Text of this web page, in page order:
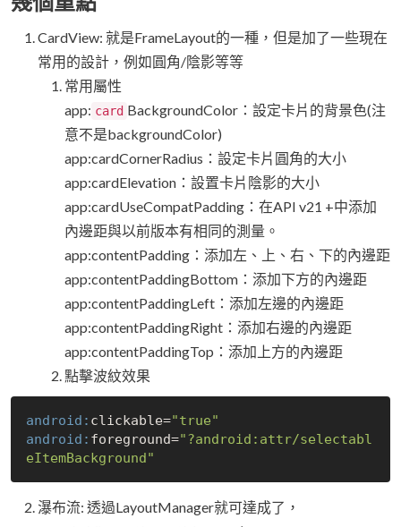
CardView: 就是FrameLayout的一種，但是加了一些現在
常用的設計，例如圓角/陰影等等
常用屬性
app: card BackgroundColor：設定卡片的背景色(注
意不是backgroundColor)
app:cardCornerRadius：設定卡片圓角的大小
app:cardElevation：設置卡片陰影的大小
app:cardUseCompatPadding：在API v21 +中添加
內邊距與以前版本有相同的測量。
app:contentPadding：添加左、上、右、下的內邊距
app:contentPaddingBottom：添加下方的內邊距
app:contentPaddingLeft：添加左邊的內邊距
app:contentPaddingRight：添加右邊的內邊距
app:contentPaddingTop：添加上方的內邊距
點擊波紋效果
android: clickable="true"
android: foreground="?android:attr/selectabl
eItemBackground"
瀑布流: 透過LayoutManager就可達成了，